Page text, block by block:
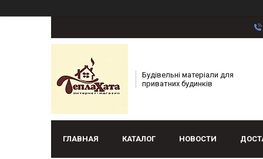
Будівельні матеріали для
приватних будинків
ГЛАВНАЯ КАТАЛОГ НОВОСТИ